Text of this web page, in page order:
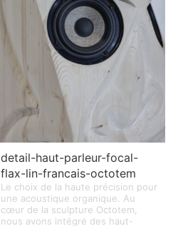
detail-haut-parleur-focal-
flax-lin-francais-octotem
Le choix de la haute précision pour
une acoustique organique. Au
cœur de la sculpture Octotem,
nous avons intégré des haut-